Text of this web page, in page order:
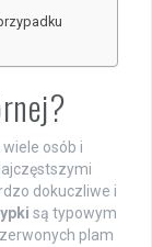
osób i
dokuczliwe i
są typowym
plam